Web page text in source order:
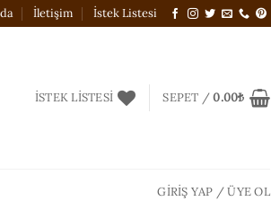
İletişim İstek Listesi
İSTEK LISTESI SEPET /0.00₺
GIRIŞ YAP / ÜYE OL